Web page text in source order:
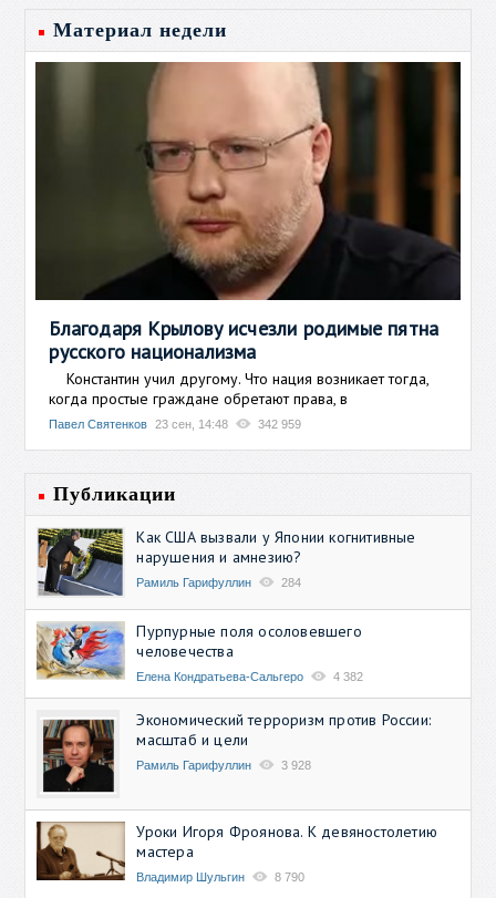
Материал недели
Благодаря Крылову исчезли родимые пятна
русского национализма
Константин учил другому. Что нация возникает тогда,
когда простые граждане обретают права, в
Павел Святенков 23 сен, 14:48 342 959
Публикации
Как США вызвали у Японии когнитивные
нарушения и амнезию?
Рамиль Гарифуллин 284
Пурпурные поля осоловевшего
человечества
Елена Кондратьева-Сальгеро 4 382
Экономический терроризм против России:
масштаб и цели
Рамиль Гарифуллин 3 928
Уроки Игоря Фроянова. К девяностолетию
мастера
Владимир Шульгин 8 790